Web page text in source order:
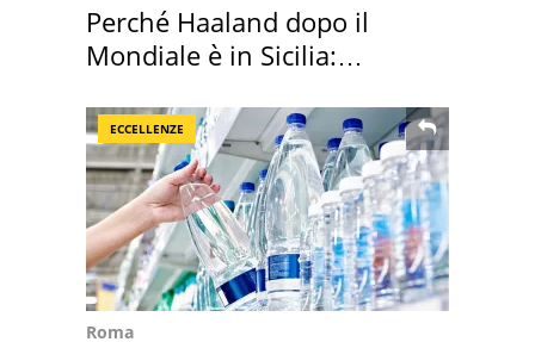
Perché Haaland dopo il
Mondiale è in Sicilia:
ECCELLENZE
Roma